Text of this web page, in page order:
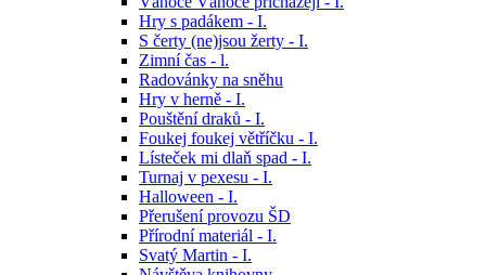
Hry s padákem - I.
S čerty (ne)jsou žerty - I.
Zimní čas - l.
Radovánky na sněhu
Hry v herně - I.
Pouštění draků - I.
Foukej foukej větříčku - I.
Lísteček mi dlaň spad - I.
Turnaj v pexesu - I.
Halloween - I.
Přerušení provozu ŠD
Přírodní materiál - I.
Svatý Martin - I.